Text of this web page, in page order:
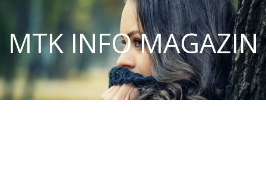
MTK INFO MAGAZIN